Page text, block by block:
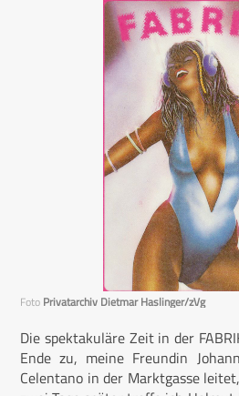
Foto Privatarchiv Dietmar Haslinger/zVg
Die spektakuläre Zeit in der
Ende zu, meine Freundin
Celentano in der Marktgasse